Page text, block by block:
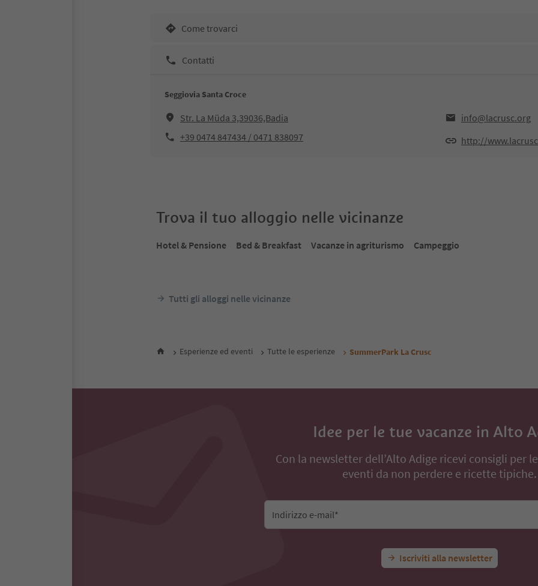
Come trovarci
Contatti
Seggiovia Santa Croce
Str. La Müda 3,39036,Badia
info@lacrusc.org
+39 0474 847434 / 0471 838097
http://
Trova il tuo alloggio nelle vicinanze
Hotel & Pensione Bed & Breakfast Vacanze in agriturismo Campeggio
Tutte le esperienze SummerPark La Crusc